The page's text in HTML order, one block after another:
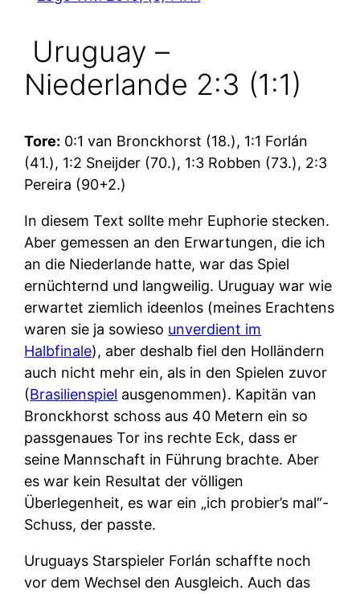
Uruguay –
Niederlande 2:3 (1:1)
Tore: 0:1 van Bronckhorst (18.), 1:1 Forlán
(41.), 1:2 Sneijder (70.), 1:3 Robben (73.), 2:3
Pereira (90+2.)
In diesem Text sollte mehr Euphorie stecken.
Aber gemessen an den Erwartungen, die ich
an die Niederlande hatte, war das Spiel
ernüchternd und langweilig. Uruguay war wie
erwartet ziemlich ideenlos (meines Erachtens
waren sie ja sowieso unverdient im
Halbfinale), aber deshalb fiel den Holländern
auch nicht mehr ein, als in den Spielen zuvor
(Brasilienspiel ausgenommen). Kapitän van
Bronckhorst schoss aus 40 Metern ein so
passgenaues Tor ins rechte Eck, dass er
seine Mannschaft in Führung brachte. Aber
es war kein Resultat der völligen
Überlegenheit, es war ein „ich probier’s mal“-
Schuss, der passte.
Uruguays Starspieler Forlán schaffte noch
vor dem Wechsel den Ausgleich. Auch das